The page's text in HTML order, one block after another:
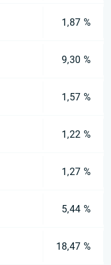
1,87 %
9,30 %
1,57 %
1,22 %
1,27 %
5,44 %
18,47 %